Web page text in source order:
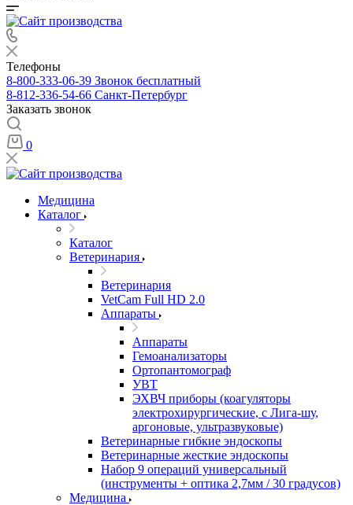
Телефоны
8-800-333-06-39 Звонок бесплатный
8-812-336-54-66 Санкт-Петербург
Заказать звонок
0
Медицина
Каталог
Каталог
Ветеринария
Ветеринария
VetCam Full HD 2.0
Аппараты
Аппараты
Гемоанализаторы
Ортопантомограф
УВТ
ЭХВЧ приборы (коагуляторы
электрохирургические, с Лига-шу,
аргоновые, ультразвуковые)
Ветеринарные гибкие эндоскопы
Ветеринарные жесткие эндоскопы
Набор 9 операций универсальный
(инструменты + оптика 2,7мм / 30 градусов)
Медицина